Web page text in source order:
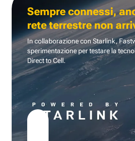
Sempre connessi,
rete terrestre non
In collaborazione con Starlink,
sperimentazione per testare la
Direct to Cell.